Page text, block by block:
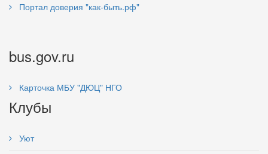
Портал доверия "как-быть.рф"
bus.gov.ru
Карточка МБУ "ДЮЦ" НГО
Клубы
Уют